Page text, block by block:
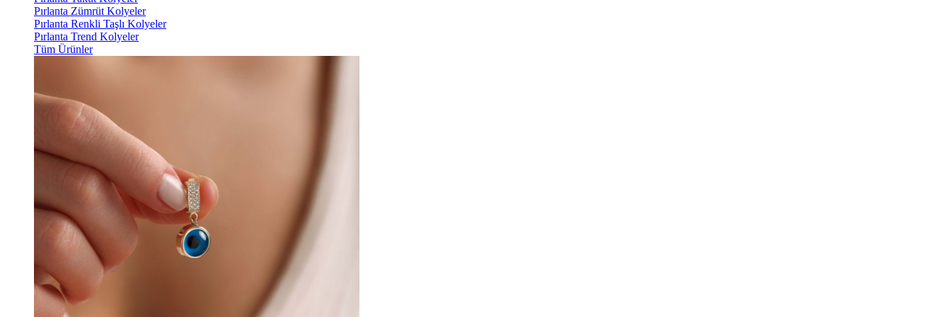
Pırlanta Zümrüt Kolyeler
Pırlanta Renkli Taşlı Kolyeler
Pırlanta Trend Kolyeler
Tüm Ürünler